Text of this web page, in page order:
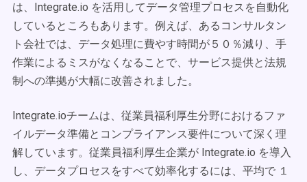
は、Integrate.io を活用してデータ管理プロセスを自動化
しているところもあります。例えば、あるコンサルタン
ト会社では、データ処理に費やす時間が５０％減り、手
作業によるミスがなくなることで、サービス提供と法規
制への準拠が大幅に改善されました。
Integrate.ioチームは、従業員福利厚生分野におけるファ
イルデータ準備とコンプライアンス要件について深く理
解しています。従業員福利厚生企業が Integrate.io を導入
し、データプロセスをすべて効率化するには、平均で １